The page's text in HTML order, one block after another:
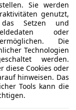
Sephia hat nicht
auch einige
Anfangs war
1994 kam dann
neueren Modell
Feuerrot und
Sie werden
genutzt,
Setzen und
oder
Die
Technologien
werden.
diese Cookies oder
hinweisen. Das
Tools kann die